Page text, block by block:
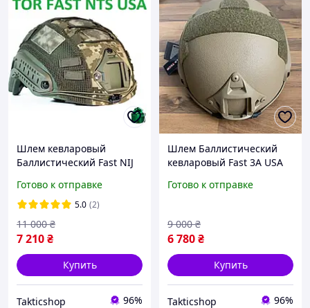
Шлем кевларовый
Баллистический Fast NIJ
кавером XL L M
Готово к отправке
5.0 (2)
7 210₴
11 000 ₴
Купить
Takticshop 96%
Шлем Баллистический
кевларовый Fast 3A USA
L M S
Готово к отправке
6 780₴
9 000 ₴
Купить
Takticshop 96%